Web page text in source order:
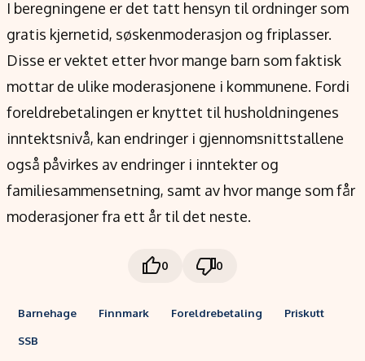
I beregningene er det tatt hensyn til ordninger som
gratis kjernetid, søskenmoderasjon og friplasser.
Disse er vektet etter hvor mange barn som faktisk
mottar de ulike moderasjonene i kommunene. Fordi
foreldrebetalingen er knyttet til husholdningenes
inntektsnivå, kan endringer i gjennomsnittstallene
også påvirkes av endringer i inntekter og
familiesammensetning, samt av hvor mange som får
moderasjoner fra ett år til det neste.
0 0
Barnehage Finnmark Foreldrebetaling
Priskutt
SSB